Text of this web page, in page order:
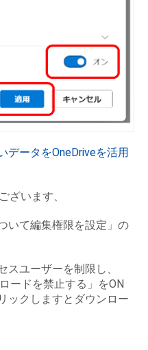
データをOneDriveを活用
ざいます、
いて編集権限を設定」の
スユーザーを制限し、
ロードを禁止する」をON
ックしますとダウンロー